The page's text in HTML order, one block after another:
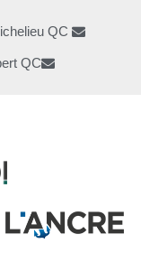
QC
QC